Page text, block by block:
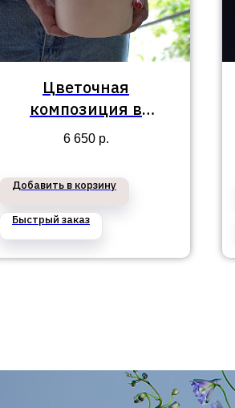
Цветочная
композиция в
Приморский район
№98
6 650 р.
Добавить в корзину
Быстрый заказ